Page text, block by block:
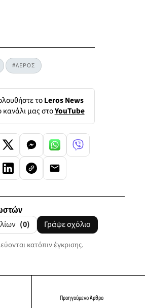
#ΛΕΡΟΣ
τοLeros News
κανάλι μας στοYouTube
(0) Γράψε σχόλιο
κατόπιν έγκρισης.
Προηγούμενο Άρθρο